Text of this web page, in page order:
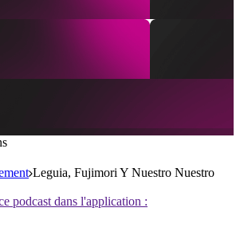
Leguia, Fujimori Y Nuestro Nuestro
podcast dans l'application :